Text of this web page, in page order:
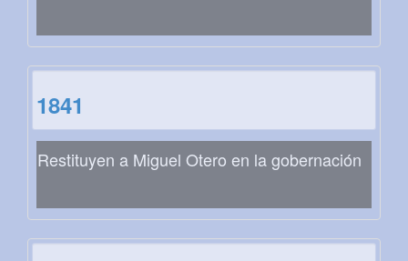
1841
Restituyen a Miguel Otero en la gobernación